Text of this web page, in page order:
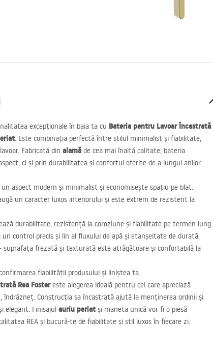
baie
excepționale în baia ta cu Bateria pentru Lavoar Încastrată
. Este combinația perfectă între stilul minimalist și fiabilitate,
Fabricată din alamă de cea mai înaltă calitate, bateria
ci și prin durabilitatea și confortul oferite de-a lungul anilor.
aspect modern și minimalist și economisește spațiu pe blat.
un caracter luxos interiorului și este extrem de rezistent la
durabilitate, rezistență la coroziune și fiabilitate pe termen lung.
un control precis și lin al fluxului de apă și etanșeitate de durată.
suprafața frezată și texturată este atrăgătoare și confortabilă la
fiabilității produsului și liniștea ta.
Rea Fostereste alegerea ideală pentru cei care apreciază
îndrăzneț. Construcția sa încastrată ajută la menținerea ordinii și
elegant. Finisajul auriu periat și maneta unică vor fi o piesă
REA și bucură-te de fiabilitate și stil luxos în fiecare zi.